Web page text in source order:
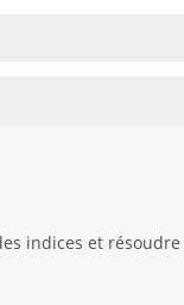
indices et